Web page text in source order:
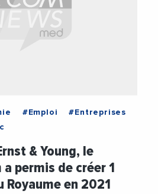
#Emploi
#Entreprises
& Young, le
permis de créer 1
en 2021